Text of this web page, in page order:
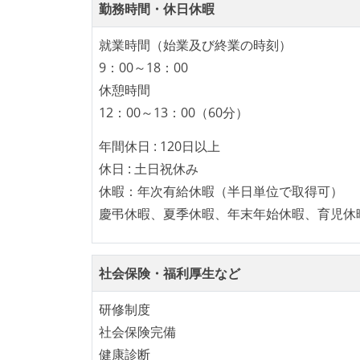
技術カルチャー
CTO またはそれに準じる、技術やワーク
取締役（社内）または執行役員として、
経営トップがエンジニア出身、または現
社外から登壇を依頼・指名を受けるよう
開発メンバーの裁量
設計・実装から運用までを同じ開発チー
境界を超えて、個人が必要な範囲にまで
ユーザーのニーズや課題を理解するため
企画を決定する場に、実装を担当する開
コード品質向上のための取り組
本番にデプロイされるコードには、全て
「リファクタリングは随時行われるべき
勤務時間・休日休暇
就業時間（始業及び終業の時刻）
9：00～18：00
休憩時間
12：00～13：00（60分）
年間休日 : 120日以上
休日 : 土日祝休み
休暇：年次有給休暇（半日単位で取得可）
慶弔休暇、夏季休暇、年末年始休暇、育児
社会保険・福利厚生など
研修制度
社会保険完備
健康診断